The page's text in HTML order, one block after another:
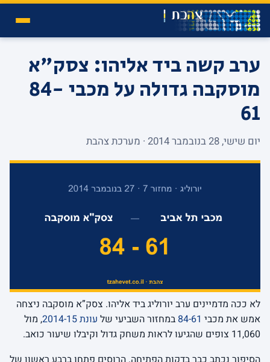
ערב קשה ביד אליהו: צסק"א
מוסקבה גדולה על מכבי 84-
61
יום שישי, 28 בנובמבר 2014 · מערכת צהבת
לא ככה מדמיינים ערב יורוליג ביד אליהו. צסק”א מוסקבה ניצחה
אמש את מכבי 84-61 במחזור השביעי של עונת 2014-15
, מול
11,060 צופים שהגיעו לראות משחק גדול וקיבלו שיעור כואב.